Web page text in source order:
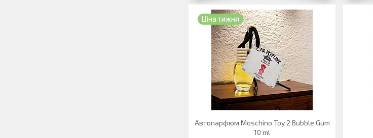
Ціна тижня
Автопарфюм Moschino Toy 2 Bubble Gum
10 ml